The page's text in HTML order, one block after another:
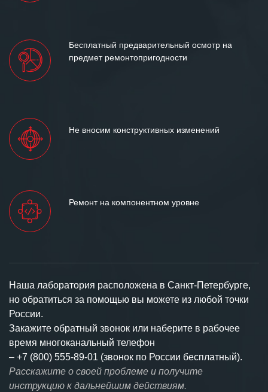
Бесплатный предварительный осмотр на
предмет ремонтопригодности
Не вносим конструктивных изменений
Ремонт на компонентном уровне
Наша лаборатория расположена в Санкт-Петербурге,
но обратиться за помощью вы можете из любой точки
России.
Закажите обратный звонок или наберите в рабочее
время многоканальный телефон
– +7 (800) 555-89-01 (звонок по России бесплатный).
Расскажите о своей проблеме и получите
инструкцию к дальнейшим действиям.